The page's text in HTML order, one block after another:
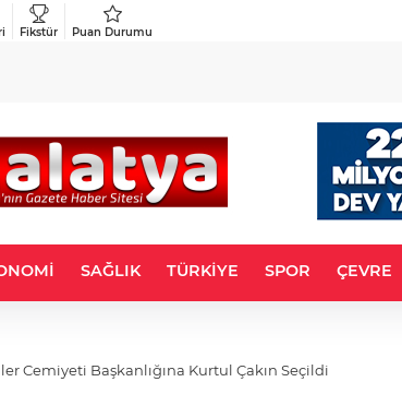
Fikstür Puan Durumu
SAĞLIK TÜRKİYE SPOR ÇEVRE
Cemiyeti Başkanlığına Kurtul Çakın Seçildi